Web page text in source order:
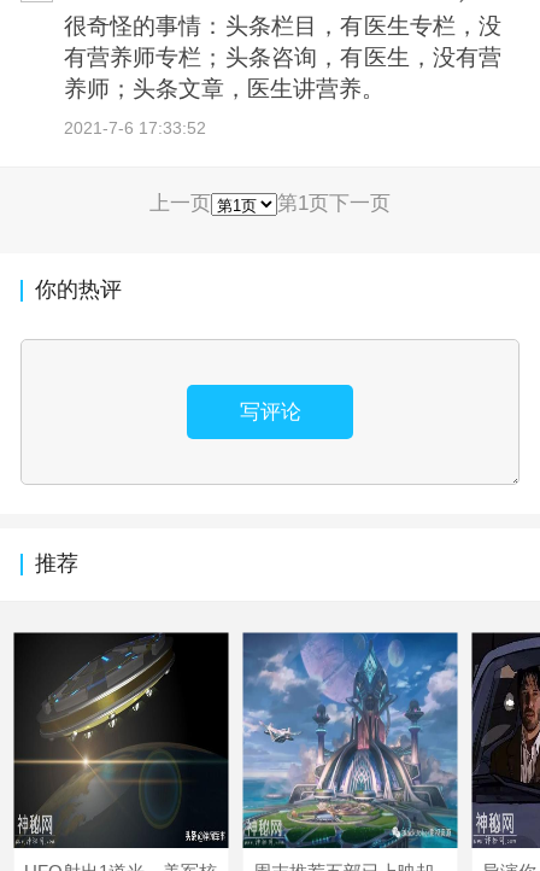
很奇怪的事情：头条栏目，有医生专栏，没
有营养师专栏；头条咨询，有医生，没有营
养师；头条文章，医生讲营养。
2021-7-6 17:33:52
上一页 第1页下一页
你的热评
写评论
推荐